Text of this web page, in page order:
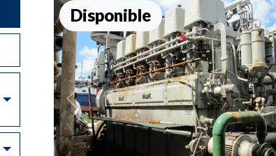
Toggle Dropdown
Toggle Dropdown
Disponible